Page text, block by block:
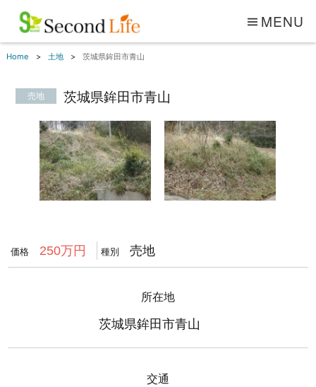
MENU
Home 土地 茨城県鉾田市青山
売地 茨城県鉾田市青山
1/
価格 250万円 種別 売地
所在地
茨城県鉾田市青山
交通